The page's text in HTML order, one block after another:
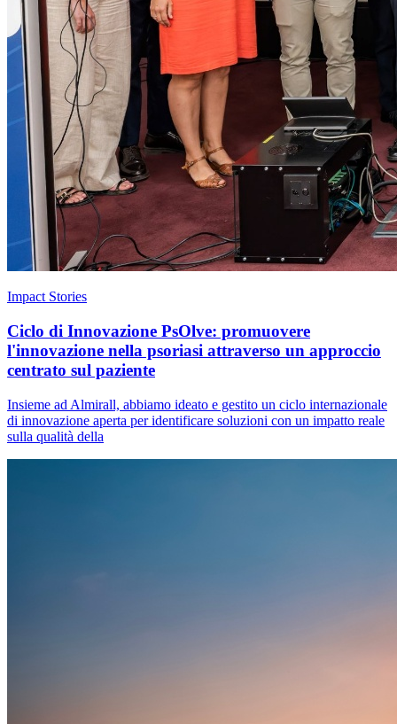
Impact Stories
Ciclo di Innovazione PsOlve: promuovere
l'innovazione nella psoriasi attraverso un approccio
centrato sul paziente
Insieme ad Almirall, abbiamo ideato e gestito un ciclo internazionale
di innovazione aperta per identificare soluzioni con un impatto reale
sulla qualità della